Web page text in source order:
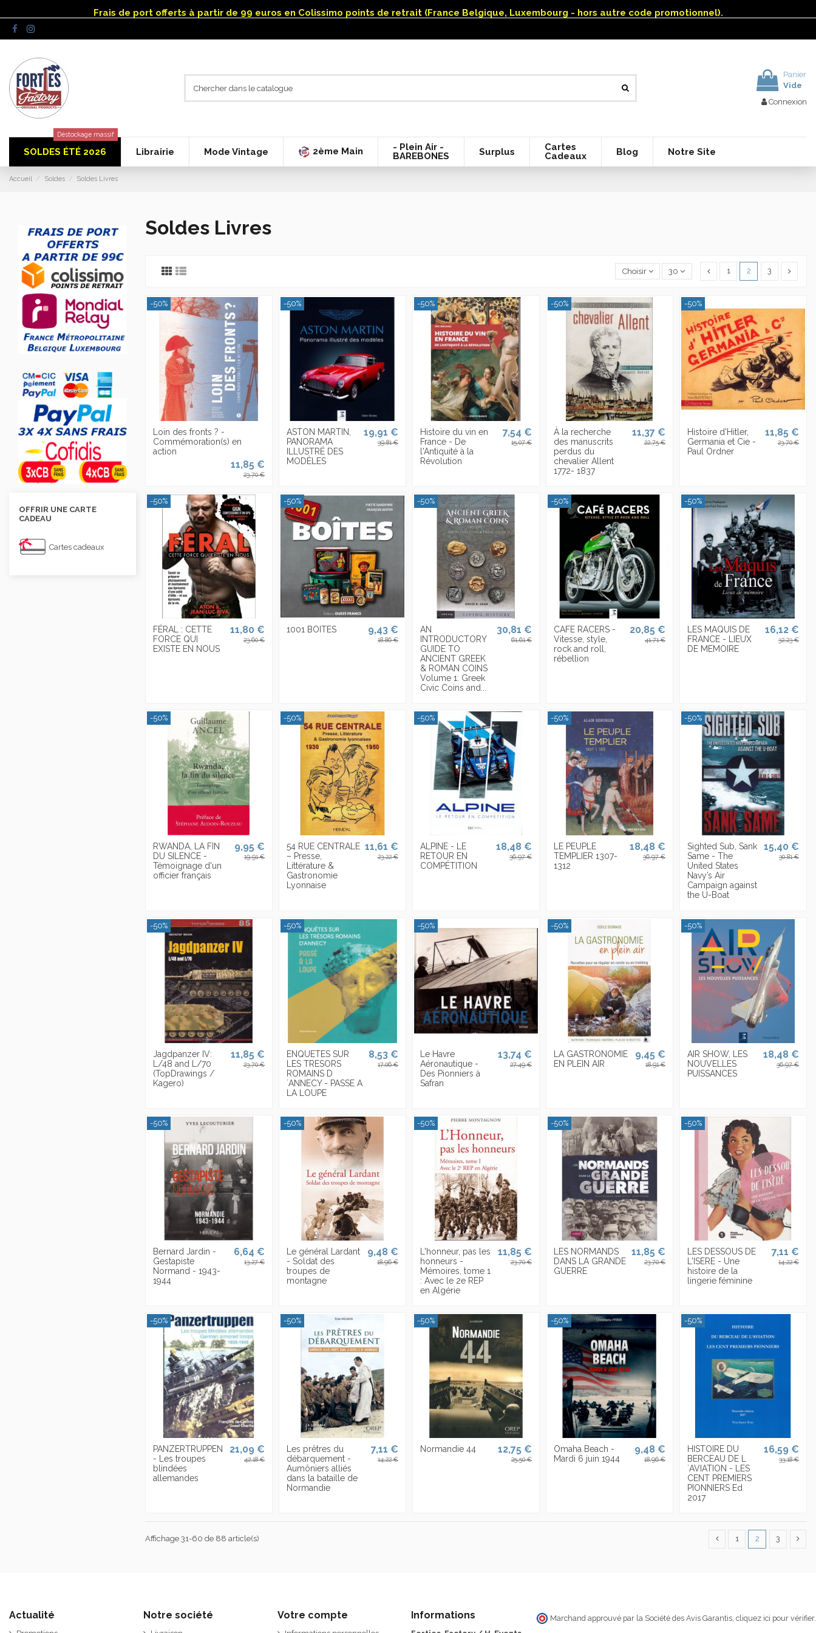
Frais de port offerts à partir de 99 euros en Colissimo points de retrait (France Belgique, Luxembourg - hors autre code promotionnel).
Panier
Vide
Connexion
SOLDES ÉTÉ 2026
Déstockage massif
Librairie Mode Vintage 2ème Main
- Plein Air -
BAREBONES
Surplus
Cartes
Cadeaux
Blog Notre Site
Accueil Soldes Soldes Livres
Soldes Livres
Choisir 30 1 2 3
-50%
Loin des fronts ? -
Commémoration(s) en
action
11,85 €
23,70 €
-50%
ASTON MARTIN,
PANORAMA
ILLUSTRÉ DES
MODÈLES
19,91 €
39,81 €
-50%
Histoire du vin en
France - De
l'Antiquité à la
Révolution
7,54 €
15,07 €
-50%
À la recherche
des manuscrits
perdus du
chevalier Allent
1772- 1837
11,37 €
22,75 €
-50%
Histoire d'Hitler,
Germania et Cie -
Paul Ordner
11,85 €
23,70 €
-50%
FÉRAL : CETTE
FORCE QUI
EXISTE EN NOUS
11,80 €
23,60 €
-50%
1001 BOITES 9,43 €
18,86 €
-50%
AN
INTRODUCTORY
GUIDE TO
ANCIENT GREEK
& ROMAN COINS
Volume 1: Greek
Civic Coins and...
30,81 €
61,61 €
-50%
CAFE RACERS -
Vitesse, style,
rock and roll,
rébellion
20,85 €
41,71 €
-50%
LES MAQUIS DE
FRANCE - LIEUX
DE MEMOIRE
16,12 €
32,23 €
-50%
RWANDA, LA FIN
DU SILENCE -
Témoignage d'un
officier français
9,95 €
19,91 €
-50%
54 RUE CENTRALE
– Presse,
Littérature &
Gastronomie
Lyonnaise
11,61 €
23,22 €
-50%
ALPINE - LE
RETOUR EN
COMPÉTITION
18,48 €
36,97 €
-50%
LE PEUPLE
TEMPLIER 1307-
1312
18,48 €
36,97 €
-50%
Sighted Sub, Sank
Same - The
United States
Navy’s Air
Campaign against
the U-Boat
15,40 €
30,81 €
-50%
Jagdpanzer IV:
L/48 and L/70
(TopDrawings /
Kagero)
11,85 €
23,70 €
-50%
ENQUETES SUR
LES TRESORS
ROMAINS D
´ANNECY - PASSE A
LA LOUPE
8,53 €
17,06 €
-50%
Le Havre
Aéronautique -
Des Pionniers à
Safran
13,74 €
27,49 €
-50%
LA GASTRONOMIE
EN PLEIN AIR
9,45 €
18,91 €
-50%
AIR SHOW, LES
NOUVELLES
PUISSANCES
18,48 €
36,97 €
-50%
Bernard Jardin -
Gestapiste
Normand - 1943-
1944
6,64 €
13,27 €
-50%
Le général Lardant
- Soldat des
troupes de
montagne
9,48 €
18,96 €
-50%
L'honneur, pas les
honneurs -
Mémoires, tome 1
: Avec le 2e REP
en Algérie
11,85 €
23,70 €
-50%
LES NORMANDS
DANS LA GRANDE
GUERRE
11,85 €
23,70 €
-50%
LES DESSOUS DE
L'ISERE - Une
histoire de la
lingerie féminine
7,11 €
14,22 €
-50%
PANZERTRUPPEN
- Les troupes
blindées
allemandes
21,09 €
42,18 €
-50%
Les prêtres du
débarquement -
Aumôniers alliés
dans la bataille de
Normandie
7,11 €
14,22 €
-50%
Normandie 44 12,75 €
25,50 €
-50%
Omaha Beach -
Mardi 6 juin 1944
9,48 €
18,96 €
-50%
HISTOIRE DU
BERCEAU DE L
´AVIATION - LES
CENT PREMIERS
PIONNIERS Ed
2017
16,59 €
33,18 €
Affichage 31-60 de 88 article(s) 1 2 3
OFFRIR UNE CARTE
CADEAU
Cartes cadeaux
Actualité Notre société Votre compte Informations Marchand approuvé par la Société des Avis Garantis, cliquez ici pour vérifier.